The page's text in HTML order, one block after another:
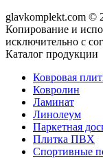
glavkomplekt.com ©
Копирование и
исключительно с
Каталог продукции
Ковровая
Ковролин
Ламинат
Линолеум
Паркетная
Плитка ПВХ
Спортивные